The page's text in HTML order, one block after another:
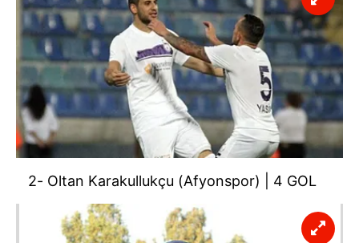
2- Oltan Karakullukçu (Afyonspor) | 4 GOL